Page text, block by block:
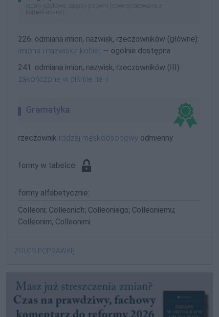
reguły językowe, zasady pisowni (nowe opracowanie z
komentarzami)
226. odmiana imion, nazwisk, rzeczowników (główne):
imiona i nazwiska kobiet — ogólnie dostępna
241. odmiana imion, nazwisk, rzeczowników (III):
zakończone w piśmie na -i
Gramatyka
rzeczownik rodzaj męskoosobowy odmienny
formy w tabelce:
formy alfabetycznie:
Colleoni; Colleonich; Colleoniego; Colleoniemu;
Colleonim; Colleonimi
ZGŁOŚ POPRAWKĘ